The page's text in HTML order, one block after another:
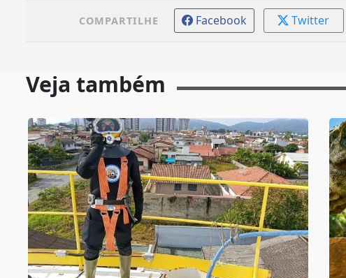
COMPARTILHE Facebook Twitter
Veja também